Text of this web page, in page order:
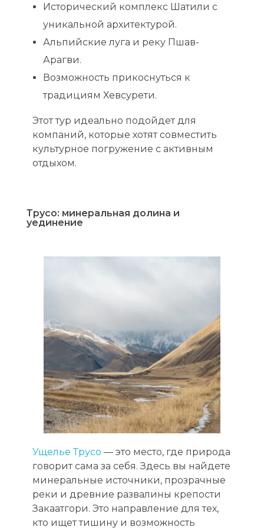
Исторический комплекс Шатили с
уникальной архитектурой.
Альпийские луга и реку Пшав-
Арагви.
Возможность прикоснуться к
традициям Хевсурети.
Этот тур идеально подойдет для
компаний, которые хотят совместить
культурное погружение с активным
отдыхом.
Трусо: минеральная долина и
уединение
Ущелье Трусо — это место, где природа
говорит сама за себя. Здесь вы найдете
минеральные источники, прозрачные
реки и древние развалины крепости
Закаатгори. Это направление для тех,
кто ищет тишину и возможность